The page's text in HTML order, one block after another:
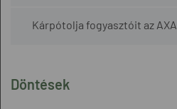
Döntések
Kárpótolja fogyasztóit az AXA